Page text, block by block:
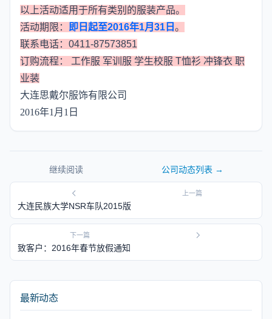
以上活动适用于所有类别的服装产品。
活动期限：
即日起至2016年1月31日 。
联系电话：0411-87573851
订购流程： 工作服 军训服 学生校服 T恤衫 冲锋衣 职
业装
大连思戴尔服饰有限公司
2016年1月1日
继续阅读 公司动态列表 →
上一篇
大连民族大学NSR车队2015版
下一篇
致客户：2016年春节放假通知
最新动态